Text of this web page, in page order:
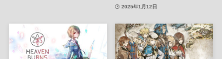
2025年1月12日